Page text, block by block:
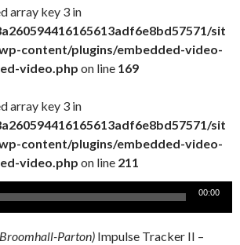
array key 3 in
sit
content/plugins/embedded-video-
video.php on line 169
array key 3 in
sit
content/plugins/embedded-video-
video.php on line 211
00:00
Parton) Impulse Tracker II –